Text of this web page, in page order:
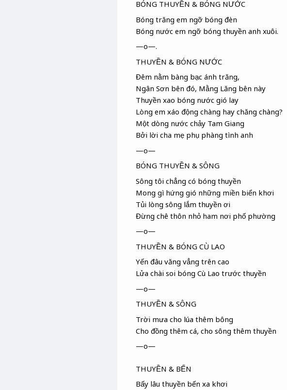
BÓNG THUYỀN & BÓNG NƯỚC
Bóng trăng em ngỡ bóng đèn
Bóng nước em ngỡ bóng thuyền anh xuôi.
—o—.
THUYỀN & BÓNG NƯỚC
Đêm nằm bàng bạc ánh trăng,
Ngân Sơn bên đó, Mằng Lăng bên này
Thuyền xao bóng nước gió lay
Lòng em xáo động chàng hay chăng chàng?
Một dòng nước chảy Tam Giang
Bởi lời cha mẹ phụ phàng tình anh
—o—
BÓNG THUYỀN & SÔNG
Sông tôi chẳng có bóng thuyền
Mong gì hứng gió những miền biển khơi
Tủi lòng sông lắm thuyền ơi
Đừng chê thôn nhỏ ham nơi phố phường
—o—
THUYỀN & BÓNG CÙ LAO
Yến đâu văng vẳng trên cao
Lửa chài soi bóng Cù Lao trước thuyền
—o—
THUYỀN & SÔNG
Trời mưa cho lúa thêm bông
Cho đồng thêm cá, cho sông thêm thuyền
—o—
THUYỀN & BẾN
Bấy lâu thuyền bến xa khơi